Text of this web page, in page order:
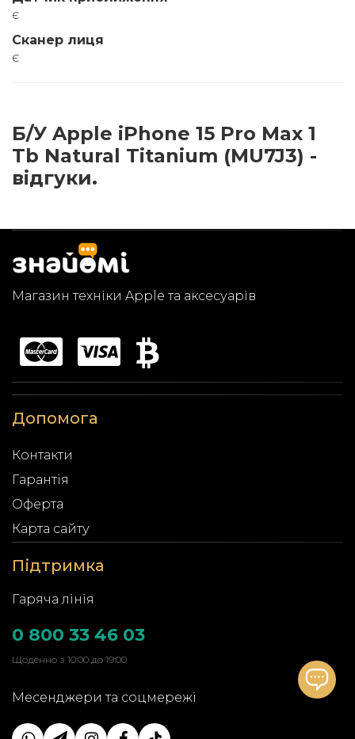
є
Сканер лиця
є
Б/У Apple iPhone 15 Pro Max 1
Tb Natural Titanium (MU7J3) -
відгуки.
Магазин техніки Apple та аксесуарів
Допомога
Контакти
Гарантія
Оферта
Карта сайту
Підтримка
Гаряча лінія
0 800 33 46 03
Щоденно з 10:00 до 19:00
Месенджери та соцмережі